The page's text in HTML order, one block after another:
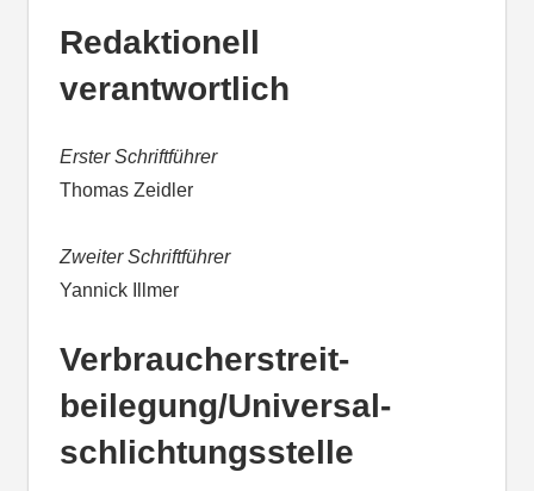
Redaktionell
verantwortlich
Erster Schriftführer
Thomas Zeidler
Zweiter Schriftführer
Yannick Illmer
Verbraucher­streit­
beilegung/Universal­
schlichtungs­stelle